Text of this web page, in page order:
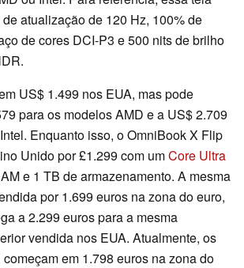
atualização de 120 Hz, 100% de
de cores DCI-P3 e 500 nits de brilho
US$ 1.499 nos EUA, mas pode
para os modelos AMD e a US$ 2.709
Enquanto isso, o OmniBook X Flip
Unido por £1.299 com umCore Ultra
e 1 TB de armazenamento. A mesma
por 1.699 euros na zona do euro,
a 2.299 euros para a mesma
vendida nos EUA. Atualmente, os
em 1.798 euros na zona do